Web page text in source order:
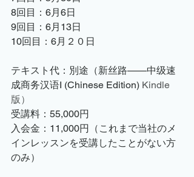
8回目：6月6日
9回目：6月13日
10回目：6月２０日
テキスト代：別途（新丝路——中级速
成商务汉语I (Chinese Edition) Kindle
版）
受講料：55,000円
入会金：11,000円（これまで当社のメ
インレッスンを受講したことがない方
のみ）